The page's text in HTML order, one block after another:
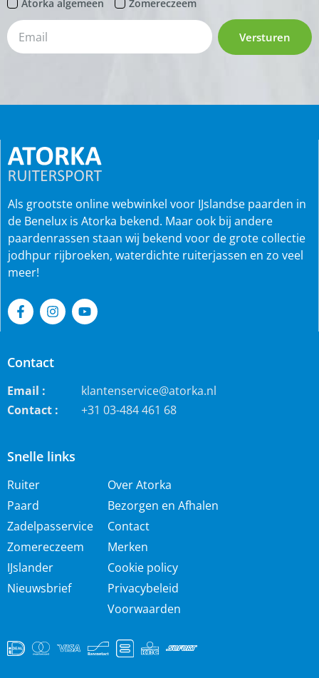
Atorka algemeen Zomereczeem
Versturen
Snelle links
Ruiter
Paard
Zadelpasservice
Zomereczeem
IJslander
Nieuwsbrief
Over Atorka
Bezorgen en Afhalen
Contact
Merken
Cookie policy
Privacybeleid
Voorwaarden
Als grootste online webwinkel voor IJslandse paarden in
de Benelux is Atorka bekend. Maar ook bij andere
paardenrassen staan wij bekend voor de grote collectie
jodhpur rijbroeken, waterdichte ruiterjassen en zo veel
meer!
Contact
Email :
klantenservice@atorka.nl
Contact :
+31 03-484 461 68